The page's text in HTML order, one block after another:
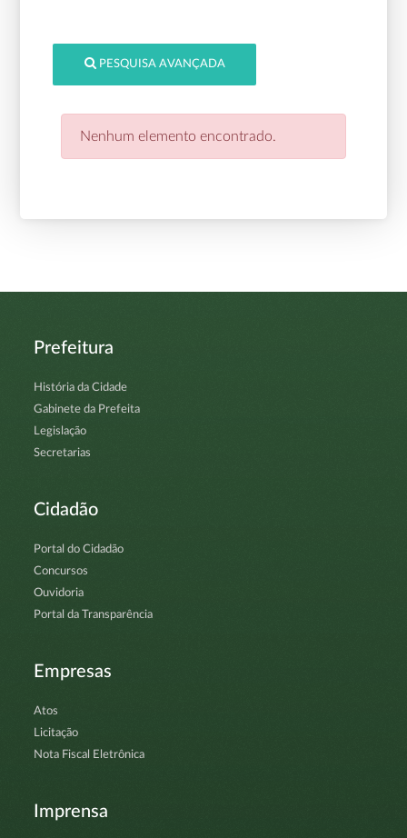
PESQUISA AVANÇADA
Nenhum elemento encontrado.
Prefeitura
História da Cidade
Gabinete da Prefeita
Legislação
Secretarias
Cidadão
Portal do Cidadão
Concursos
Ouvidoria
Portal da Transparência
Empresas
Atos
Licitação
Nota Fiscal Eletrônica
Imprensa